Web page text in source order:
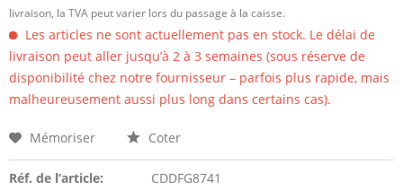
livraison, la TVA peut varier lors du passage à la caisse.
Les articles ne sont actuellement pas en stock. Le délai de
livraison peut aller jusqu’à 2 à 3 semaines (sous réserve de
disponibilité chez notre fournisseur – parfois plus rapide, mais
malheureusement aussi plus long dans certains cas).
Mémoriser Coter
Réf. de l’article:
CDDFG8741